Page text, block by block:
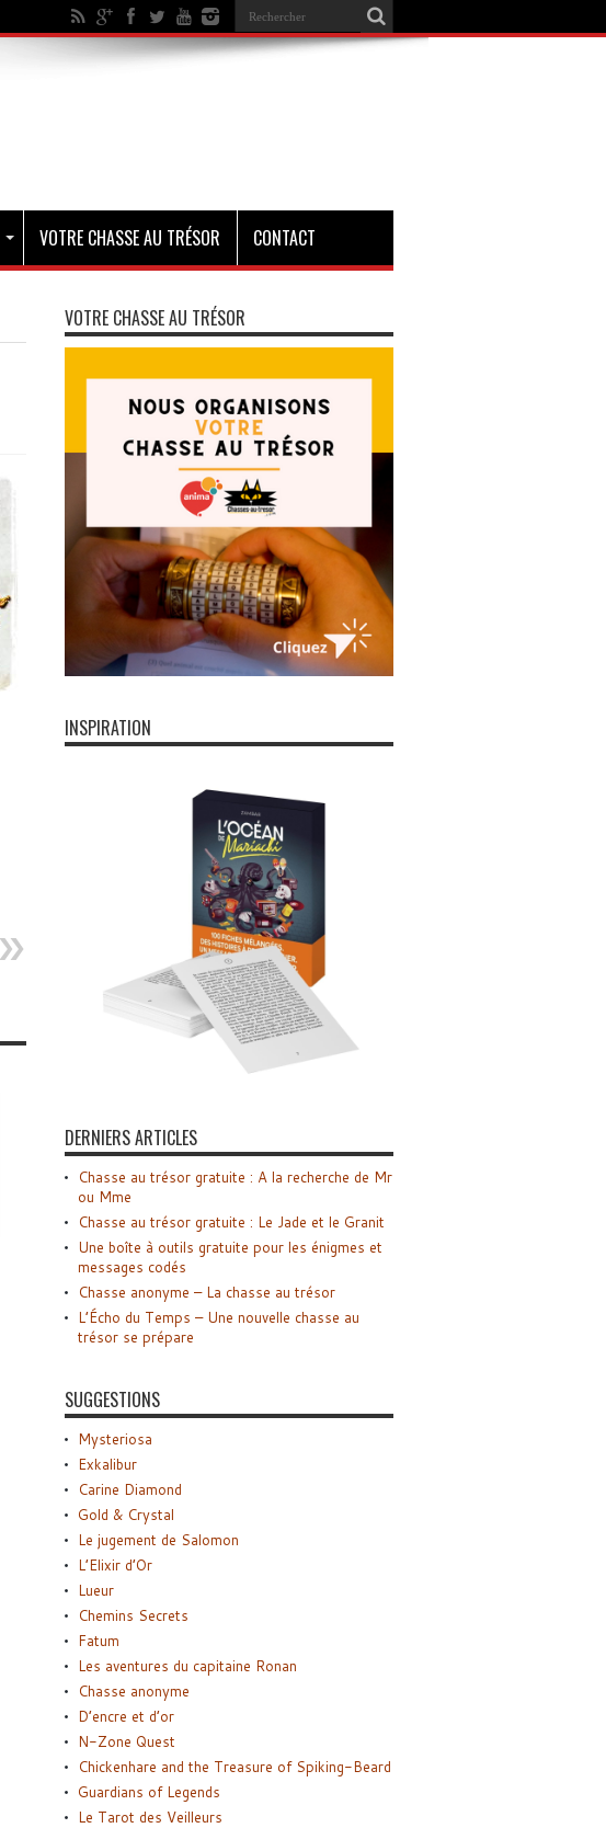
VOTRE CHASSE AU TRÉSOR CONTACT
VOTRE CHASSE AU TRÉSOR
INSPIRATION
DERNIERS ARTICLES
Chasse au trésor gratuite : A la recherche de Mr
ou Mme
Chasse au trésor gratuite : Le Jade et le Granit
Une boîte à outils gratuite pour les énigmes et
messages codés
Chasse anonyme – La chasse au trésor
L’Écho du Temps – Une nouvelle chasse au
trésor se prépare
SUGGESTIONS
Mysteriosa
Exkalibur
Carine Diamond
Gold & Crystal
Le jugement de Salomon
L’Elixir d’Or
Lueur
Chemins Secrets
Fatum
Les aventures du capitaine Ronan
Chasse anonyme
D’encre et d’or
N-Zone Quest
Chickenhare and the Treasure of Spiking-Beard
Guardians of Legends
Le Tarot des Veilleurs